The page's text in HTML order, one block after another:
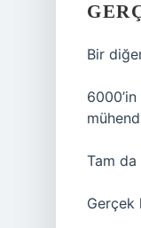
Bir
Tam
Gerçek